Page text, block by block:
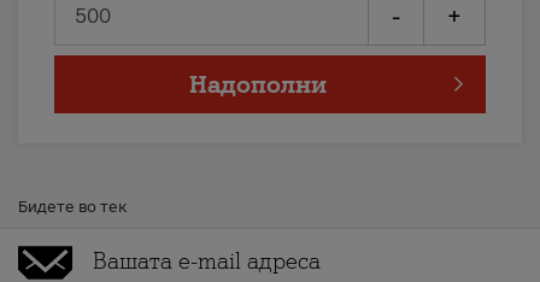
- +
Надополни
Бидете во тек